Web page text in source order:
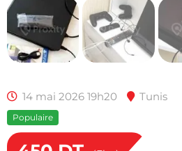
14 mai 2026 19h20 Tunis
Populaire